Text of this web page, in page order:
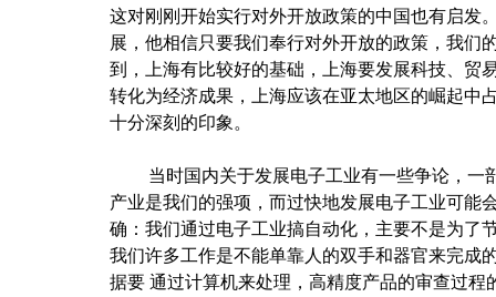
这对刚刚开始实行对外开放政策的中国也有启发
展，他相信只要我们奉行对外开放的政策，我们
到，上海有比较好的基础，上海要发展科技、贸
转化为经济成果，上海应该在亚太地区的崛起中
十分深刻的印象。
当时国内关于发展电子工业有一些争论，
产业是我们的强项，而过快地发展电子工业可能
确：我们通过电子工业搞自动化，主要不是为了
我们许多工作是不能单靠人的双手和器官来完成
据要 通过计算机来处理，高精度产品的审查过